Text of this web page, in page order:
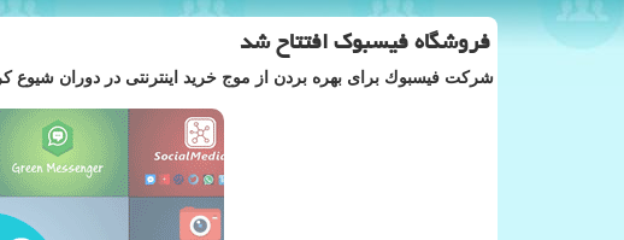
فروشگاه فیسبوك افتتاح شد
شركت فیسبوك برای بهره بردن از موج خرید اینترنتی در دوران شیوع